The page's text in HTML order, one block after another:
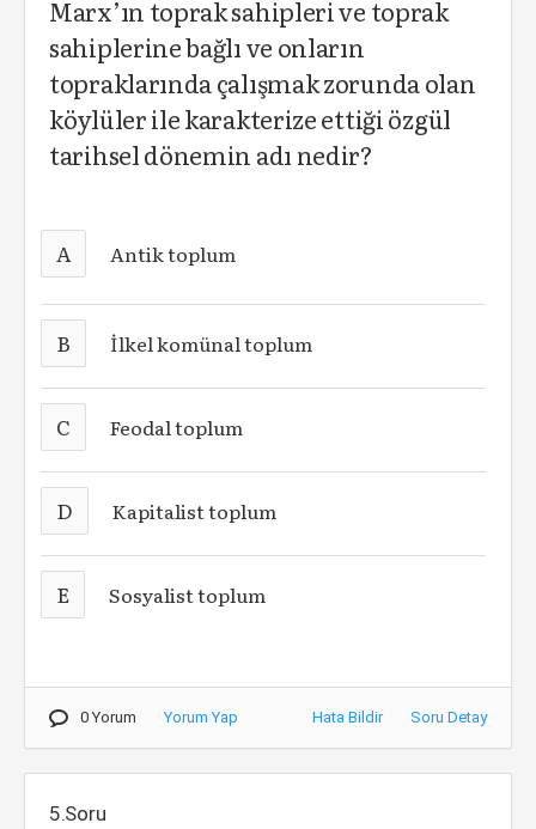
Marx’ın toprak sahipleri ve toprak
sahiplerine bağlı ve onların
topraklarında çalışmak zorunda olan
köylüler ile karakterize ettiği özgül
tarihsel dönemin adı nedir?
A Antik toplum
B İlkel komünal toplum
C Feodal toplum
D Kapitalist toplum
E Sosyalist toplum
0 Yorum Yorum Yap Hata Bildir Soru Detay
5.Soru